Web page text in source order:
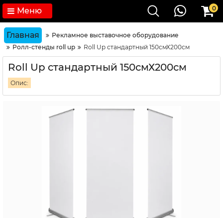
Меню 0
Главная
Рекламное выставочное оборудование
Ролл-стенды roll up
Roll Up стандартный 150смХ200см
Roll Up стандартный 150смХ200см
Опис: